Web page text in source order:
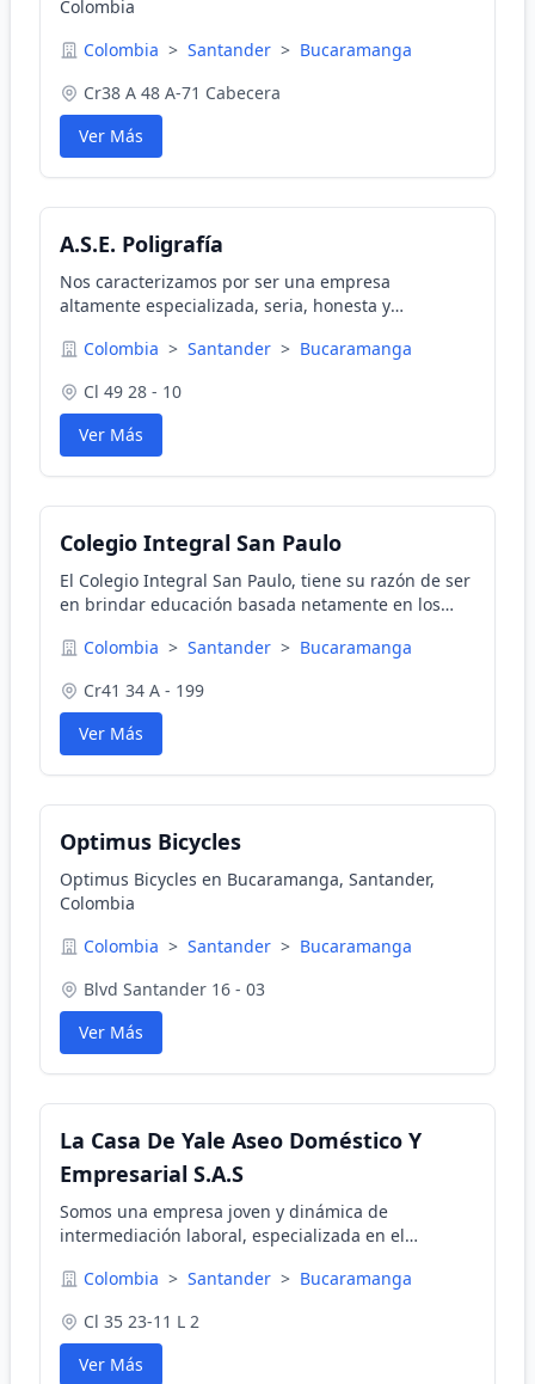
Colombia
Colombia > Santander > Bucaramanga
Cr38 A 48 A-71 Cabecera
Ver Más
A.S.E. Poligrafía
Nos caracterizamos por ser una empresa
altamente especializada, seria, honesta y
a través de la tecnología. Estamos en Bucaramanga
Colombia > Santander > Bucaramanga
Cl 49 28 - 10
Ver Más
Colegio Integral San Paulo
El Colegio Integral San Paulo, tiene su razón de ser
en brindar educación basada netamente en los
con las normas, requisitos y disposiciones legales
Colombia > Santander > Bucaramanga
Cr41 34 A - 199
Ver Más
Optimus Bicycles
Optimus Bicycles en Bucaramanga, Santander,
Colombia
Colombia > Santander > Bucaramanga
Blvd Santander 16 - 03
Ver Más
La Casa De Yale Aseo Doméstico Y
Empresarial S.A.S
Somos una empresa joven y dinámica de
intermediación laboral, especializada en el
área de aseo y servicios generales.
Colombia > Santander > Bucaramanga
Cl 35 23-11 L 2
Ver Más